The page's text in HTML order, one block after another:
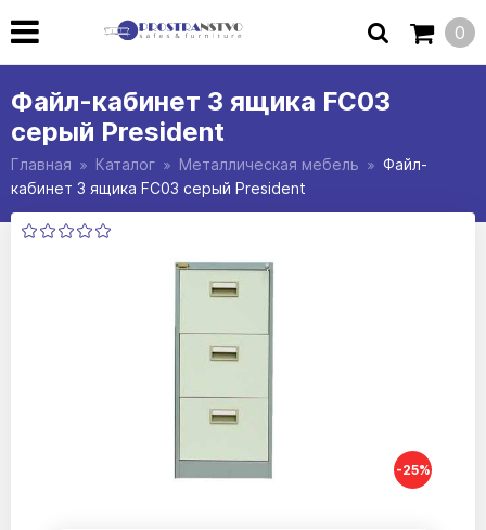
0
Файл-кабинет 3 ящика FC03
серый President
Главная Каталог Металлическая мебель
Файл-
кабинет 3 ящика FC03 серый President
-25%